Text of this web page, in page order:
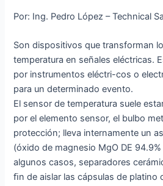
Por: Ing. Pedro López – Technical
Son dispositivos que transforman
temperatura en señales eléctricas.
por instrumentos eléctri-cos o
para un determinado evento.
El sensor de temperatura suele
por el elemento sensor, el bulbo
protección; lleva internamente un
(óxido de magnesio MgO DE
algunos casos, separadores
ﬁn de aislar las cápsulas de platino